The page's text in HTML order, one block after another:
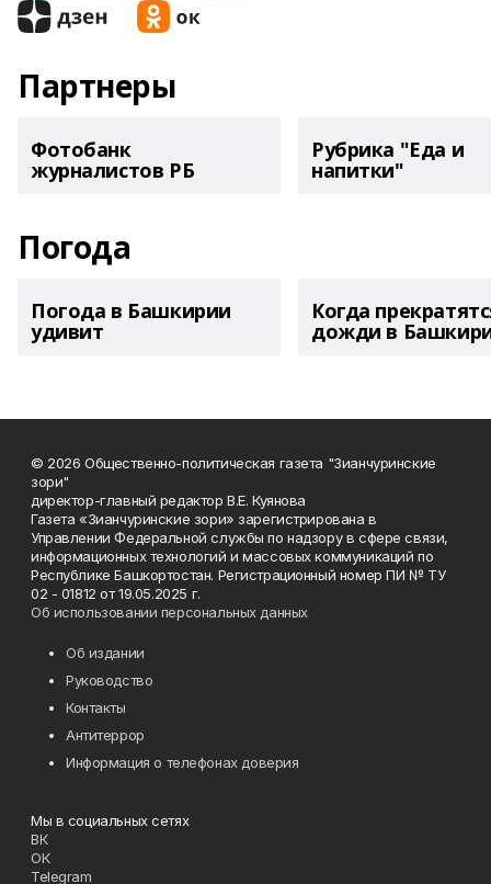
Партнеры
Фотобанк
журналистов РБ
Рубрика "Еда и
напитки"
Погода
Погода в Башкирии
удивит
Когда
дожди в
© 2026 Общественно-политическая газета "Зианчуринские
зори"
директор-главный редактор В.Е. Куянова
Газета «Зианчуринские зори» зарегистрирована в
Управлении Федеральной службы по надзору в сфере связи,
информационных технологий и массовых коммуникаций по
Республике Башкортостан. Регистрационный номер ПИ № ТУ
02 - 01812 от 19.05.2025 г.
Об использовании персональных данных
Об издании
Руководство
Контакты
Антитеррор
Информация о телефонах доверия
Мы в социальных сетях
ВК
ОК
Telegram